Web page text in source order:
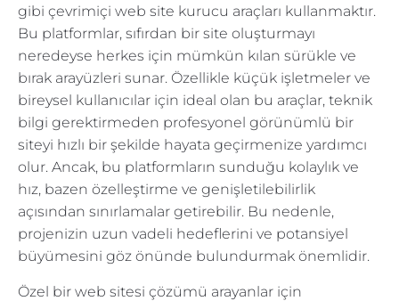
gibi çevrimiçi web site kurucu araçları kullanmaktır.
Bu platformlar, sıfırdan bir site oluşturmayı
neredeyse herkes için mümkün kılan sürükle ve
bırak arayüzleri sunar. Özellikle küçük işletmeler ve
bireysel kullanıcılar için ideal olan bu araçlar, teknik
bilgi gerektirmeden profesyonel görünümlü bir
siteyi hızlı bir şekilde hayata geçirmenize yardımcı
olur. Ancak, bu platformların sunduğu kolaylık ve
hız, bazen özelleştirme ve genişletilebilirlik
açısından sınırlamalar getirebilir. Bu nedenle,
projenizin uzun vadeli hedeflerini ve potansiyel
büyümesini göz önünde bulundurmak önemlidir.
Özel bir web sitesi çözümü arayanlar için